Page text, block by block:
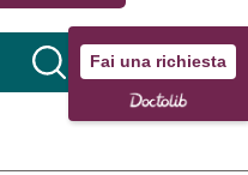
Fai una richiesta